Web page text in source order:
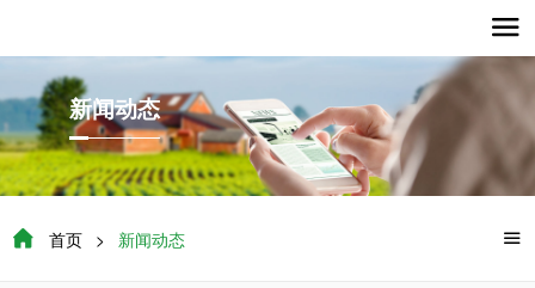

新闻动态
 首页 > 新闻动态 